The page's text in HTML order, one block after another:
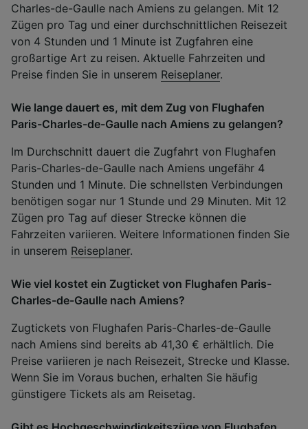
Charles-de-Gaulle nach Amiens zu gelangen. Mit 12
Zügen pro Tag und einer durchschnittlichen Reisezeit
von 4 Stunden und 1 Minute ist Zugfahren eine
großartige Art zu reisen. Aktuelle Fahrzeiten und
Preise finden Sie in unserem Reiseplaner.
Wie lange dauert es, mit dem Zug von Flughafen
Paris-Charles-de-Gaulle nach Amiens zu gelangen?
Im Durchschnitt dauert die Zugfahrt von Flughafen
Paris-Charles-de-Gaulle nach Amiens ungefähr 4
Stunden und 1 Minute. Die schnellsten Verbindungen
benötigen sogar nur 1 Stunde und 29 Minuten. Mit 12
Zügen pro Tag auf dieser Strecke können die
Fahrzeiten variieren. Weitere Informationen finden Sie
in unserem Reiseplaner.
Wie viel kostet ein Zugticket von Flughafen Paris-
Charles-de-Gaulle nach Amiens?
Zugtickets von Flughafen Paris-Charles-de-Gaulle
nach Amiens sind bereits ab 41,30 € erhältlich. Die
Preise variieren je nach Reisezeit, Strecke und Klasse.
Wenn Sie im Voraus buchen, erhalten Sie häufig
günstigere Tickets als am Reisetag.